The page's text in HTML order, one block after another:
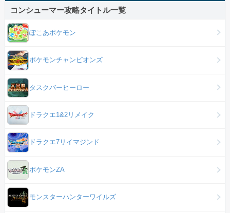
コンシューマー攻略タイトル一覧
ぽこあポケモン
ポケモンチャンピオンズ
タスクバーヒーロー
ドラクエ1&2リメイク
ドラクエ7リイマジンド
ポケモンZA
モンスターハンターワイルズ